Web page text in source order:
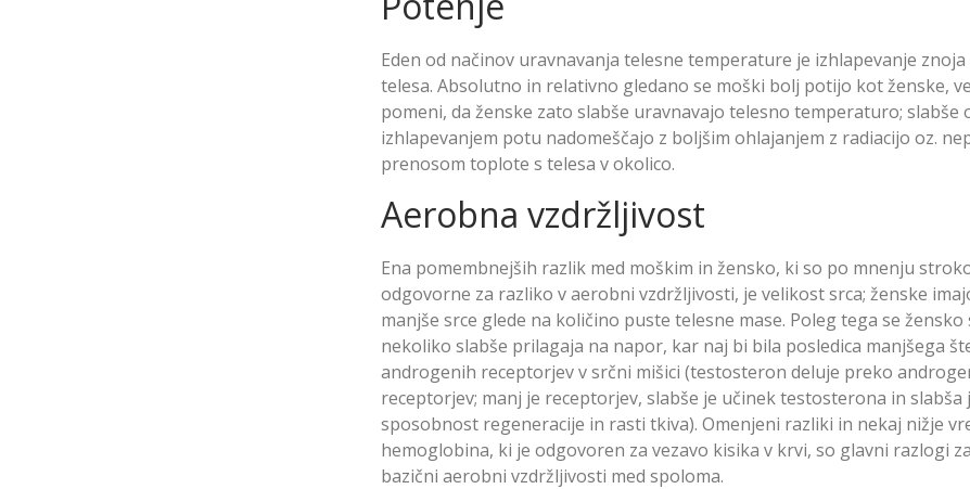
Eden od načinov uravnavanja telesne temperature je izhlapevanje
telesa. Absolutno in relativno gledano se moški bolj potijo kot ženske,
pomeni, da ženske zato slabše uravnavajo telesno temperaturo; slabše
izhlapevanjem potu nadomeščajo z boljšim ohlajanjem z radiacijo oz.
prenosom toplote s telesa v okolico.
Aerobna vzdržljivost
Ena pomembnejših razlik med moškim in žensko, ki so po mnenju
odgovorne za razliko v aerobni vzdržljivosti, je velikost srca; ženske
manjše srce glede na količino puste telesne mase. Poleg tega se žensko
nekoliko slabše prilagaja na napor, kar naj bi bila posledica manjšega
androgenih receptorjev v srčni mišici (testosteron deluje preko
receptorjev; manj je receptorjev, slabše je učinek testosterona in slabša
sposobnost regeneracije in rasti tkiva). Omenjeni razliki in nekaj nižje
hemoglobina, ki je odgovoren za vezavo kisika v krvi, so glavni razlogi
bazični aerobni vzdržljivosti med spoloma.